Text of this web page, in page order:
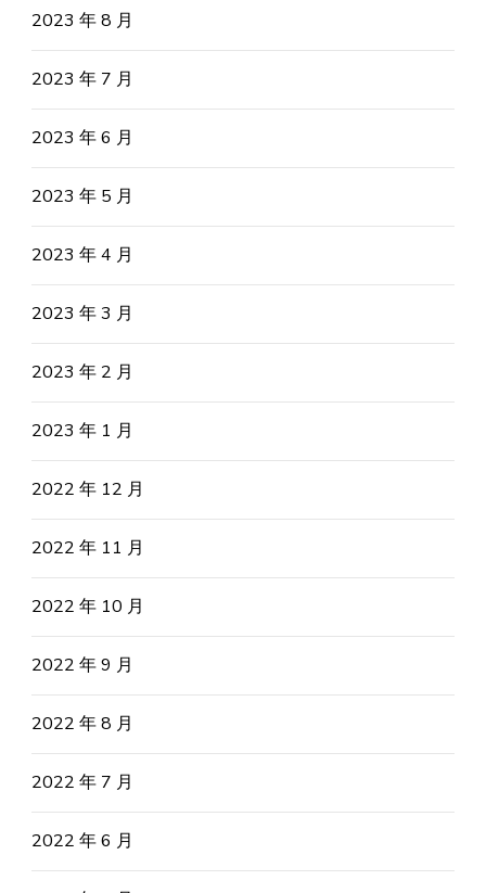
2023 年 8 月
2023 年 7 月
2023 年 6 月
2023 年 5 月
2023 年 4 月
2023 年 3 月
2023 年 2 月
2023 年 1 月
2022 年 12 月
2022 年 11 月
2022 年 10 月
2022 年 9 月
2022 年 8 月
2022 年 7 月
2022 年 6 月